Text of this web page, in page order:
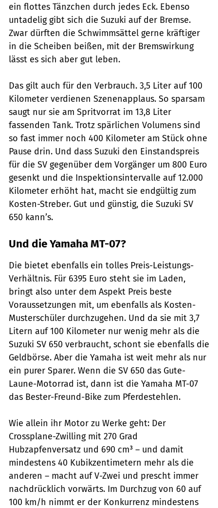
ein flottes Tänzchen durch jedes Eck. Ebenso
untadelig gibt sich die Suzuki auf der Bremse.
Zwar dürften die Schwimmsättel gerne kräftiger
in die Scheiben beißen, mit der Bremswirkung
lässt es sich aber gut leben.
Das gilt auch für den Verbrauch. 3,5 Liter auf 100
Kilometer verdienen Szenenapplaus. So sparsam
saugt nur sie am Spritvorrat im 13,8 Liter
fassenden Tank. Trotz spärlichen Volumens sind
so fast immer noch 400 Kilometer am Stück ohne
Pause drin. Und dass Suzuki den Einstandspreis
für die SV gegenüber dem Vorgänger um 800 Euro
gesenkt und die Inspektionsintervalle auf 12.000
Kilometer erhöht hat, macht sie endgültig zum
Kosten-Streber. Gut und günstig, die Suzuki SV
650 kann’s.
Und die Yamaha MT-07?
Die bietet ebenfalls ein tolles Preis-Leistungs-
Verhältnis. Für 6395 Euro steht sie im Laden,
bringt also unter dem Aspekt Preis beste
Voraussetzungen mit, um ebenfalls als Kosten-
Musterschüler durchzugehen. Und da sie mit 3,7
Litern auf 100 Kilometer nur wenig mehr als die
Suzuki SV 650 verbraucht, schont sie ebenfalls die
Geldbörse. Aber die Yamaha ist weit mehr als nur
ein purer Sparer. Wenn die SV 650 das Gute-
Laune-Motorrad ist, dann ist die Yamaha MT-07
das Bester-Freund-Bike zum Pferdestehlen.
Wie allein ihr Motor zu Werke geht: Der
Crossplane-Zwilling mit 270 Grad
Hubzapfenversatz und 690 cm³ – und damit
mindestens 40 Kubikzentimetern mehr als die
anderen – macht auf V-Zwei und prescht immer
nachdrücklich vorwärts. Im Durchzug von 60 auf
100 km/h nimmt er der Konkurrenz mindestens